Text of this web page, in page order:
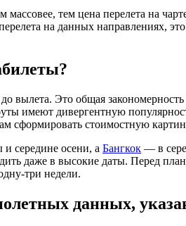
тем цена перелета на
на данных направлениях,
вылета. Это общая
имеют дивергентную
сформировать стоимостную
и середине осени, а Бангкок — в
даже в высокие даты. Перед
три недели.
данных,